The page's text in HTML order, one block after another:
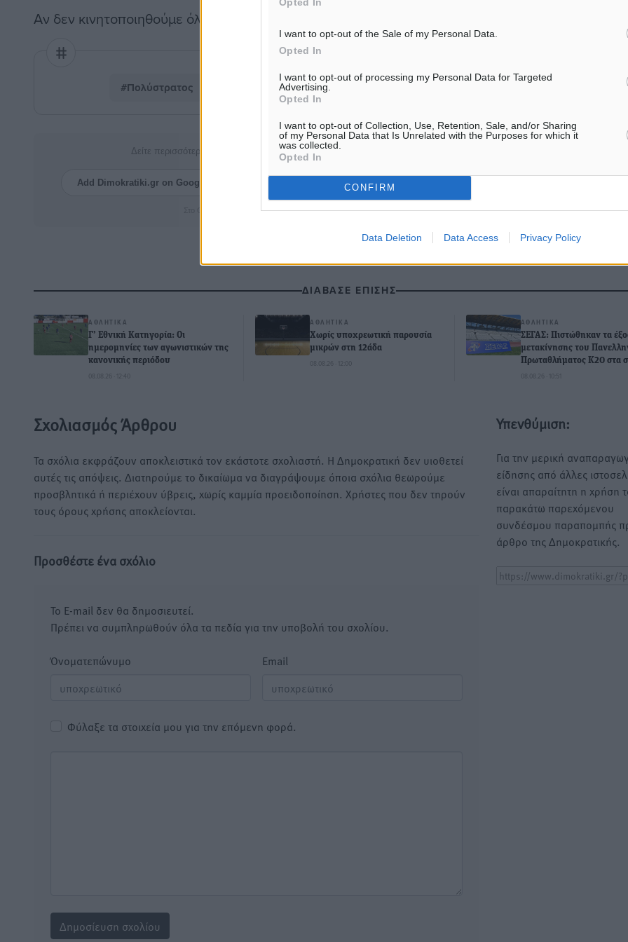
I want to opt-out of the Sale of my Personal Data.
Opted In
I want to opt-out of processing my Personal Data for Targeted
Advertising.
Opted In
I want to opt-out of Collection, Use, Retention, Sale, and/or Sharing
of my Personal Data that Is Unrelated with the Purposes for which it
was collected.
Opted In
CONFIRM
Data Deletion Data Access Privacy Policy
​Αν δεν κινητοποιηθούμε όλοι τώρα, το αύριο θα είναι πολύ αργά».
#Πολύστρατος #Γενική Συνέλευση #Αθλητισμός
Δείτε περισσότερα άρθρα μας στα αποτελέσματα αναζήτησης
Add Dimokratiki.gr on Google ↗ Ακολουθήστε μας στο Google News ★ ↗
Στο Google News πατήστε ★ Ακολουθήστε
ΔΙΑΒΑΣΕ ΕΠΙΣΗΣ
ΑΘΛΗΤΙΚΆ
Γ’ Εθνική Κατηγορία: Οι
ημερομηνίες των αγωνιστικών της
κανονικής περιόδου
08.08.26 · 12:40
ΑΘΛΗΤΙΚΆ
Χωρίς υποχρεωτική παρουσία
μικρών στη 12άδα
08.08.26 · 12:00
ΑΘΛΗΤΙΚΆ
ΣΕΓΑΣ: Πιστώθηκαν τα
μετακίνησης του
Πρωταθλήματος Κ20 στα
08.08.26 · 10:51
Σχολιασμός Άρθρου
Τα σχόλια εκφράζουν αποκλειστικά τον εκάστοτε σχολιαστή. Η Δημοκρατική δεν υιοθετεί
αυτές τις απόψεις. Διατηρούμε το δικαίωμα να διαγράψουμε όποια σχόλια θεωρούμε
προσβλητικά ή περιέχουν ύβρεις, χωρίς καμμία προειδοποίηση. Χρήστες που δεν τηρούν
τους όρους χρήσης αποκλείονται.
Προσθέστε ένα σχόλιο
Το E-mail δεν θα δημοσιευτεί.
Πρέπει να συμπληρωθούν όλα τα πεδία για την υποβολή του σχολίου.
Όνοματεπώνυμο Email
Φύλαξε τα στοιχεία μου για την επόμενη φορά.
Υπενθύμιση:
Για την μερική
είδησης από άλλες
είναι απαραίτητη η χρήση
παρακάτω παρεχόμενου
συνδέσμου παραπομπής
άρθρο της Δημοκρατικής.